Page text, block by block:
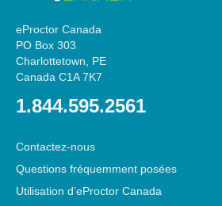
eProctor Canada
PO Box 303
Charlottetown, PE
Canada C1A 7K7
1.844.595.2561
Contactez-nous
Questions fréquemment posées
Utilisation d’eProctor Canada